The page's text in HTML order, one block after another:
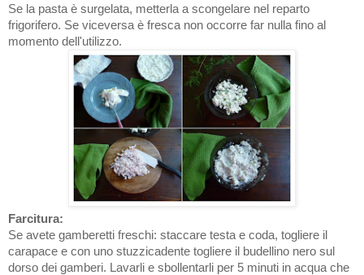
Se la pasta è surgelata, metterla a scongelare nel reparto
frigorifero. Se viceversa è fresca non occorre far nulla fino al
momento dell'utilizzo.
Farcitura:
Se avete gamberetti freschi: staccare testa e coda, togliere il
carapace e con uno stuzzicadente togliere il budellino nero sul
dorso dei gamberi. Lavarli e sbollentarli per 5 minuti in acqua che